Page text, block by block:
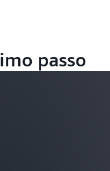
passo